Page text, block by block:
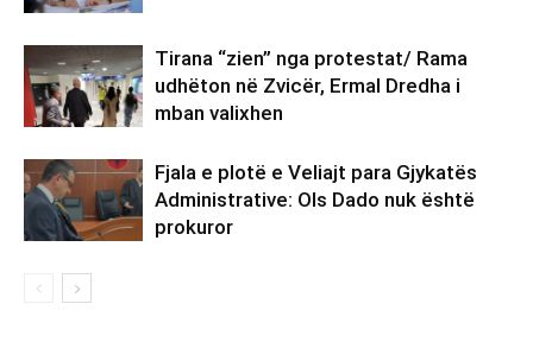
Tirana “zien” nga protestat/ Rama
udhëton në Zvicër, Ermal Dredha i
mban valixhen
Fjala e plotë e Veliajt para Gjykatës
Administrative: Ols Dado nuk është
prokuror